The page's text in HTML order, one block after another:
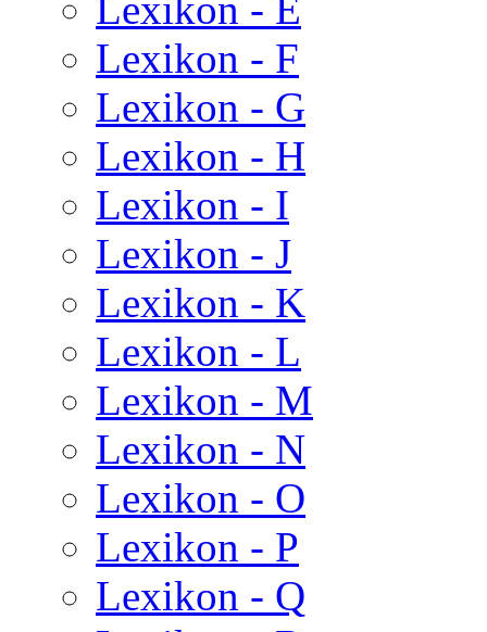
Lexikon - F
Lexikon - G
Lexikon - H
Lexikon - I
Lexikon - J
Lexikon - K
Lexikon - L
Lexikon - M
Lexikon - N
Lexikon - O
Lexikon - P
Lexikon - Q